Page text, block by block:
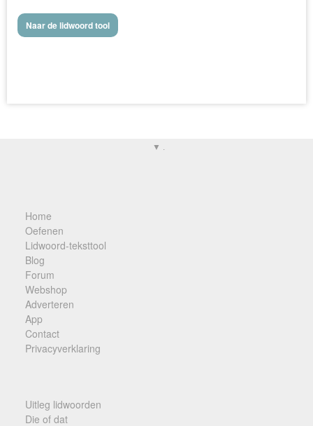
Naar de lidwoord tool
▼ .
Home
Oefenen
Lidwoord-teksttool
Blog
Forum
Webshop
Adverteren
App
Contact
Privacyverklaring
Uitleg lidwoorden
Die of dat